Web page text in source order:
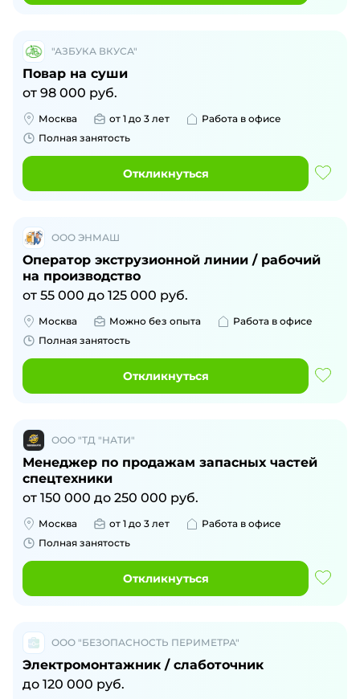
"АЗБУКА ВКУСА"
Повар на суши
от 98 000 руб.
Москва от 1 до 3 лет
Работа в офисе
Полная занятость
Откликнуться
ООО ЭНМАШ
Оператор экструзионной линии / рабочий
на производство
от 55 000 до 125 000 руб.
Москва Можно без опыта
Работа в офисе
Полная занятость
Откликнуться
ООО "ТД "НАТИ"
Менеджер по продажам запасных частей
спецтехники
от 150 000 до 250 000 руб.
Москва от 1 до 3 лет
Работа в офисе
Полная занятость
Откликнуться
ООО "БЕЗОПАСНОСТЬ ПЕРИМЕТРА"
Электромонтажник / слаботочник
до 120 000 руб.